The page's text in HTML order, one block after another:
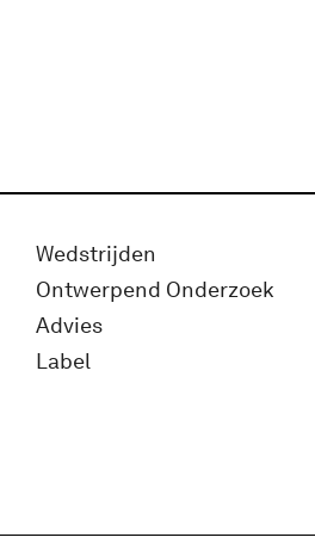
Wedstrijden
Ontwerpend Onderzoek
Advies
Label